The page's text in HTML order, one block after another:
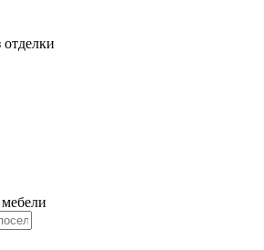
отделки
мебели